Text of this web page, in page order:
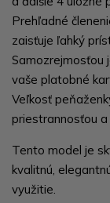
Prehľadné
zaisťuje ľahký
Samozrejmosťou
vaše platobné
Veľkosť
priestrannosťou a
Tento model je
kvalitnú,
využitie.